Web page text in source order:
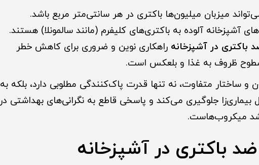
میزبان میلیون‌ها باکتری در هر سانتی‌متر مربع باشد.
باکتری در آشپزخانه راهکاری نوین و ضروری برای کاهش خطر
سطوح ظروف به غذا و بلعکس است.
و ساختار متفاوت، نه تنها قدرت پاک‌کنندگی مطلوبی دارد، بلکه به
بیماری‌زا جلوگیری می‌کند و پاسخی قاطع به نگرانی‌های بهداشتی در
میکروب‌هاست.
باکتری در آشپزخانه